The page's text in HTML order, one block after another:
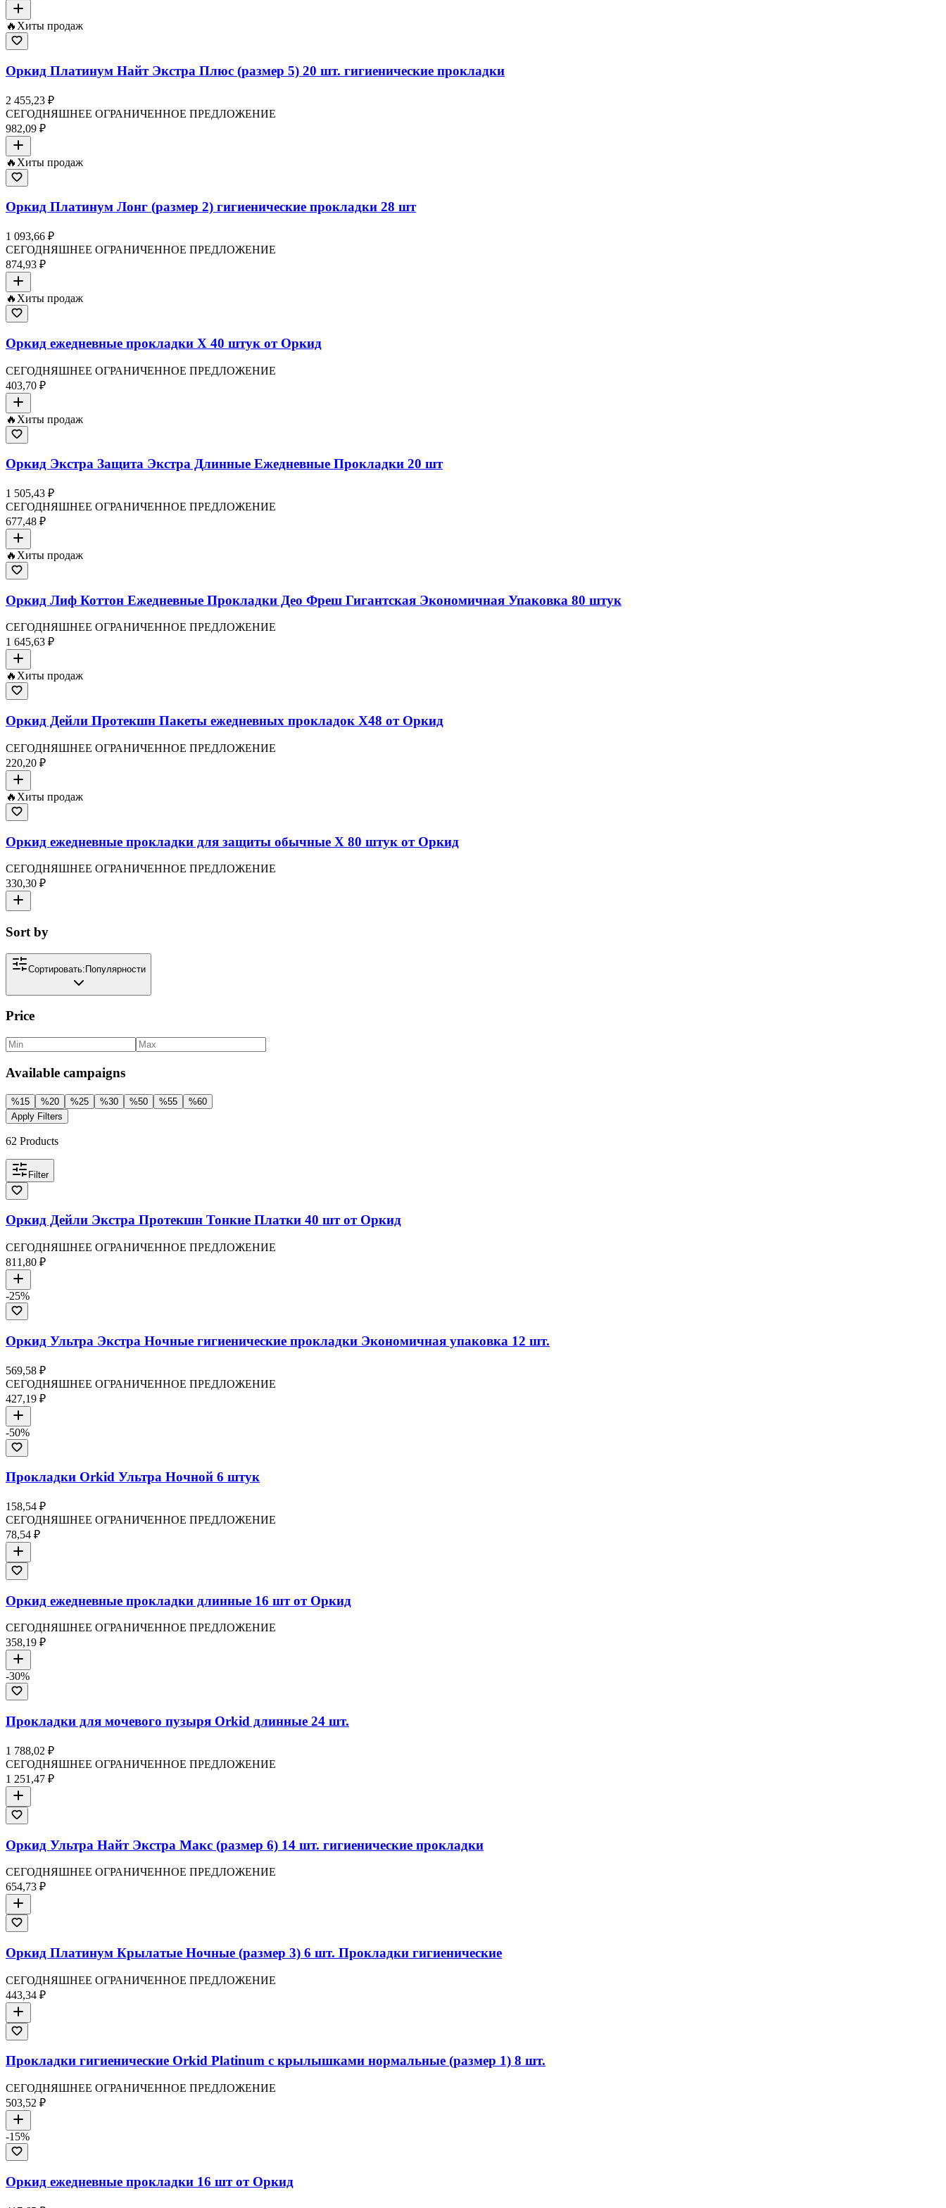
🔥 Хиты продаж
Оркид Платинум Найт Экстра Плюс (размер 5) 20 шт. гигиенические прокладки
2 455,23 ₽
СЕГОДНЯШНЕЕ ОГРАНИЧЕННОЕ ПРЕДЛОЖЕНИЕ
982,09 ₽
🔥 Хиты продаж
Оркид Платинум Лонг (размер 2) гигиенические прокладки 28 шт
1 093,66 ₽
СЕГОДНЯШНЕЕ ОГРАНИЧЕННОЕ ПРЕДЛОЖЕНИЕ
874,93 ₽
🔥 Хиты продаж
Оркид ежедневные прокладки X 40 штук от Оркид
СЕГОДНЯШНЕЕ ОГРАНИЧЕННОЕ ПРЕДЛОЖЕНИЕ
403,70 ₽
🔥 Хиты продаж
Оркид Экстра Защита Экстра Длинные Ежедневные Прокладки 20 шт
1 505,43 ₽
СЕГОДНЯШНЕЕ ОГРАНИЧЕННОЕ ПРЕДЛОЖЕНИЕ
677,48 ₽
🔥 Хиты продаж
Оркид Лиф Коттон Ежедневные Прокладки Део Фреш Гигантская Экономичная Упаковка 80 штук
СЕГОДНЯШНЕЕ ОГРАНИЧЕННОЕ ПРЕДЛОЖЕНИЕ
1 645,63 ₽
🔥Хиты продаж
Оркид Дейли Протекшн Пакеты ежедневных прокладок X48 от Оркид
СЕГОДНЯШНЕЕ ОГРАНИЧЕННОЕ ПРЕДЛОЖЕНИЕ
220,20 ₽
🔥 Хиты продаж
Оркид ежедневные прокладки для защиты обычные Х 80 штук от Оркид
СЕГОДНЯШНЕЕ ОГРАНИЧЕННОЕ ПРЕДЛОЖЕНИЕ
330,30 ₽
Sort by
Сортировать: Популярности
Price
Available campaigns
%15 %20 %25 %30 %50 %55 %60
Apply Filters
62 Products
Filter
Оркид Дейли Экстра Протекшн Тонкие Платки 40 шт от Оркид
СЕГОДНЯШНЕЕ ОГРАНИЧЕННОЕ ПРЕДЛОЖЕНИЕ
811,80 ₽
-25%
Оркид Ультра Экстра Ночные гигиенические прокладки Экономичная упаковка 12 шт.
569,58 ₽
СЕГОДНЯШНЕЕ ОГРАНИЧЕННОЕ ПРЕДЛОЖЕНИЕ
427,19 ₽
-50%
Прокладки Orkid Ультра Ночной 6 штук
158,54 ₽
СЕГОДНЯШНЕЕ ОГРАНИЧЕННОЕ ПРЕДЛОЖЕНИЕ
78,54 ₽
Оркид ежедневные прокладки длинные 16 шт от Оркид
СЕГОДНЯШНЕЕ ОГРАНИЧЕННОЕ ПРЕДЛОЖЕНИЕ
358,19 ₽
-30%
Прокладки для мочевого пузыря Orkid длинные 24 шт.
1 788,02 ₽
СЕГОДНЯШНЕЕ ОГРАНИЧЕННОЕ ПРЕДЛОЖЕНИЕ
1 251,47 ₽
Оркид Ультра Найт Экстра Макс (размер 6) 14 шт. гигиенические прокладки
СЕГОДНЯШНЕЕ ОГРАНИЧЕННОЕ ПРЕДЛОЖЕНИЕ
654,73 ₽
Оркид Платинум Крылатые Ночные (размер 3) 6 шт. Прокладки гигиенические
СЕГОДНЯШНЕЕ ОГРАНИЧЕННОЕ ПРЕДЛОЖЕНИЕ
443,34 ₽
Прокладки гигиенические Orkid Platinum с крылышками нормальные (размер 1) 8 шт.
СЕГОДНЯШНЕЕ ОГРАНИЧЕННОЕ ПРЕДЛОЖЕНИЕ
503,52 ₽
-15%
Оркид ежедневные прокладки 16 шт от Оркид